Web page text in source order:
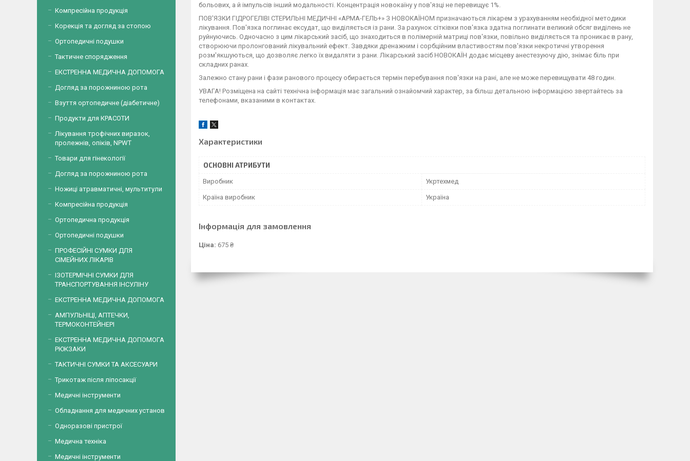
больових, а й імпульсів інший модальності. Концентрація новокаїну у пов'язці не перевищує 1%.
ПОВ'ЯЗКИ ГІДРОГЕЛІВІ СТЕРИЛЬНІ МЕДИЧНІ «АРМА-ГЕЛЬ+» З НОВОКАЇНОМ призначаються лікарем з урахуванням необхідної методики
лікування. Пов'язка поглинає ексудат, що виділяється із рани. За рахунок сітківки пов'язка здатна поглинати великий обсяг виділень не
руйнуючись. Одночасно з цим лікарський засіб, що знаходиться в полімерній матриці пов'язки, повільно виділяється та проникає в рану,
створюючи пролонгований лікувальний ефект. Завдяки дренажним і сорбційним властивостям пов'язки некротичні утворення
розм'якшуються, що дозволяє легко їх видаляти з рани. Лікарський засіб НОВОКАЇН додає місцеву анестезуючу дію, знімає біль при
складних ранах.
Залежно стану рани і фази ранового процесу обирається термін перебування пов'язки на рані, але не може перевищувати 48 годин.
УВАГА! Розміщена на сайті технічна інформація має загальний ознайомчий характер, за більш детальною інформацією звертайтесь за
телефонами, вказаними в контактах.
Характеристики
ОСНОВНІ АТРИБУТИ
Виробник Укртехмед
Країна виробник Україна
Інформація для замовлення
Ціна: 675 ₴
Компресійна продукція
Корекція та догляд за стопою
Ортопедичні подушки
Тактичне спорядження
ЕКСТРЕННА МЕДИЧНА ДОПОМОГА
Догляд за порожниною рота
Взуття ортопедичне (діабетичне)
Продукти для КРАСОТИ
Лікування трофічних виразок,
пролежнів, опіків, NPWT
Товари для гінекології
Догляд за порожниною рота
Ножиці атравматичні, мультитули
Компресійна продукція
Ортопедична продукція
Ортопедичні подушки
ПРОФЕСІЙНІ СУМКИ ДЛЯ
СІМЕЙНИХ ЛІКАРІВ
ІЗОТЕРМІЧНІ СУМКИ ДЛЯ
ТРАНСПОРТУВАННЯ ІНСУЛІНУ
ЕКСТРЕННА МЕДИЧНА ДОПОМОГА
АМПУЛЬНІЦІ, АПТЕЧКИ,
ТЕРМОКОНТЕЙНЕРІ
ЕКСТРЕННА МЕДИЧНА ДОПОМОГА
РЮКЗАКИ
ТАКТИЧНІ СУМКИ ТА АКСЕСУАРИ
Трикотаж після ліпосакції
Медичні інструменти
Обладнання для медичних установ
Одноразові пристрої
Медична техніка
Медичні інструменти